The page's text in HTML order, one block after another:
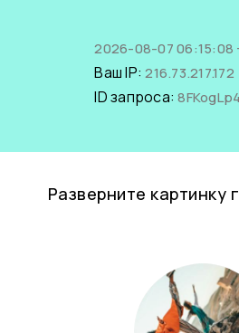
2026-08-07 06:15:08
Ваш IP:216.73.217.172
ID запроса:
Разверните картинку